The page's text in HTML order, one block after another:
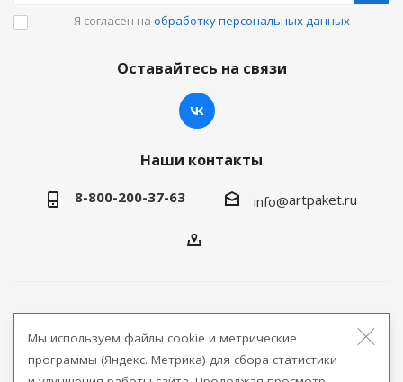
Я согласен на обработку персональных данных
Оставайтесь на связи
Наши контакты
8-800-200-37-63 info@artpaket.ru
продукции
Мы используем файлы cookie и метрические
программы (Яндекс. Метрика) для сбора статистики